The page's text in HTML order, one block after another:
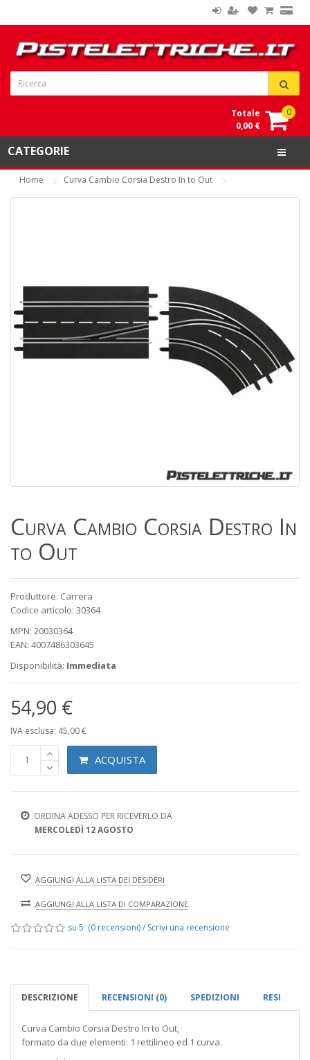
0
Totale
0,00 €
CATEGORIE
Home Curva Cambio Corsia Destro In to Out
Curva Cambio Corsia Destro In
to Out
Produttore: Carrera
Codice articolo: 30364
MPN: 20030364
EAN: 4007486303645
Disponibilità: Immediata
54,90 €
IVA esclusa: 45,00 €
ACQUISTA
ORDINA ADESSO PER RICEVERLO DA
MERCOLEDÌ 12 AGOSTO
AGGIUNGI ALLA LISTA DEI DESIDERI
AGGIUNGI ALLA LISTA DI COMPARAZIONE
su 5 (0 recensioni)/ Scrivi una recensione
DESCRIZIONE RECENSIONI (0) SPEDIZIONI RESI
Curva Cambio Corsia Destro In to Out,
formato da due elementi: 1 rettilineo ed 1 curva.